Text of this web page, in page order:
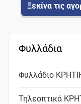
Ξεκίνα τις
Φυλλάδια
Φυλλάδιο
Τηλεοπτικά